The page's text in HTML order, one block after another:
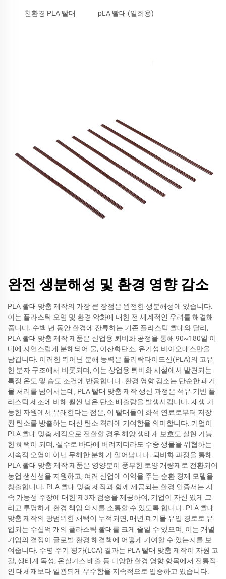
친환경 PLA 빨대 pLA 빨대 (일회용)
완전 생분해성 및 환경 영향 감소
PLA 빨대 맞춤 제작의 가장 큰 장점은 완전한 생분해성에 있습니다.
이는 플라스틱 오염 및 환경 악화에 대한 전 세계적인 우려를 해결해
줍니다. 수백 년 동안 환경에 잔류하는 기존 플라스틱 빨대와 달리,
PLA 빨대 맞춤 제작 제품은 산업용 퇴비화 공정을 통해 90~180일 이
내에 자연스럽게 분해되어 물, 이산화탄소, 유기성 바이오매스만을
남깁니다. 이러한 뛰어난 분해 능력은 폴리락타이드산(PLA)의 고유
한 분자 구조에서 비롯되며, 이는 상업용 퇴비화 시설에서 발견되는
특정 온도 및 습도 조건에 반응합니다. 환경 영향 감소는 단순한 폐기
물 처리를 넘어서는데, PLA 빨대 맞춤 제작 생산 과정은 석유 기반 플
라스틱 제조에 비해 훨씬 낮은 탄소 배출량을 발생시킵니다. 재생 가
능한 자원에서 유래한다는 점은, 이 빨대들이 화석 연료로부터 저장
된 탄소를 방출하는 대신 탄소 격리에 기여함을 의미합니다. 기업이
PLA 빨대 맞춤 제작으로 전환할 경우 해양 생태계 보호도 실현 가능
한 혜택이 되며, 실수로 바다에 버려지더라도 수중 생물을 위협하는
지속적 오염이 아닌 무해한 분해가 일어납니다. 퇴비화 과정을 통해
PLA 빨대 맞춤 제작 제품은 영양분이 풍부한 토양 개량제로 전환되어
농업 생산성을 지원하고, 여러 산업에 이익을 주는 순환 경제 모델을
창출합니다. PLA 빨대 맞춤 제작과 함께 제공되는 환경 인증서는 지
속 가능성 주장에 대한 제3자 검증을 제공하여, 기업이 자신 있게 그
리고 투명하게 환경 책임 의지를 소통할 수 있도록 합니다. PLA 빨대
맞춤 제작의 광범위한 채택이 누적되면, 매년 폐기물 유입 경로로 유
입되는 수십억 개의 플라스틱 빨대를 크게 줄일 수 있으며, 이는 개별
기업의 결정이 글로벌 환경 해결책에 어떻게 기여할 수 있는지를 보
여줍니다. 수명 주기 평가(LCA) 결과는 PLA 빨대 맞춤 제작이 자원 고
갈, 생태계 독성, 온실가스 배출 등 다양한 환경 영향 항목에서 전통적
인 대체재보다 일관되게 우수함을 지속적으로 입증하고 있습니다.